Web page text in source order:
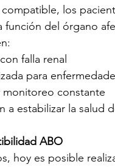
los
función del órgano
falla renal
para
monitoreo constante
a estabilizar la salud
ABO
hoy es posible